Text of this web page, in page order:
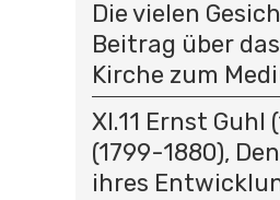
Die vielen
Beitrag über
Kirche zum
XI.11 Ernst Guhl
(1799-1880),
ihres